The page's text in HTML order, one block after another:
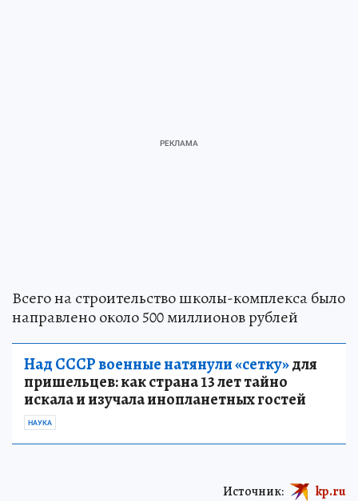
Всего на строительство школы-комплекса было
направлено около 500 миллионов рублей
Над СССР военные натянули «сетку»для
пришельцев: как страна 13 лет тайно
искала и изучала инопланетных гостей
НАУКА
Источник: kp.ru